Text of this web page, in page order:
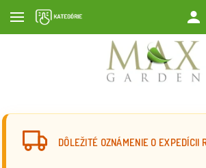
DÔLEŽITÉ OZNÁMENIE O EXPEDÍCII